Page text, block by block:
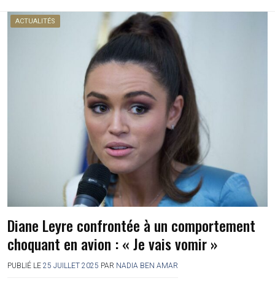
ACTUALITÉS
Diane Leyre confrontée à un comportement
choquant en avion : « Je vais vomir »
PUBLIÉ LE 25 JUILLET 2025 PAR NADIA BEN AMAR